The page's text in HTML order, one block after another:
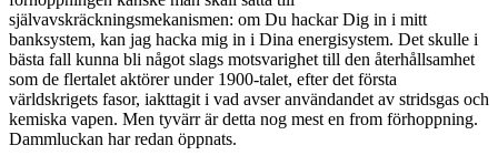
självavskräckningsmekanismen: om Du hackar Dig in i mitt
banksystem, kan jag hacka mig in i Dina energisystem. Det skulle i
bästa fall kunna bli något slags motsvarighet till den återhållsamhet
som de flertalet aktörer under 1900-talet, efter det första
världskrigets fasor, iakttagit i vad avser användandet av stridsgas och
kemiska vapen. Men tyvärr är detta nog mest en from förhoppning.
Dammluckan har redan öppnats.